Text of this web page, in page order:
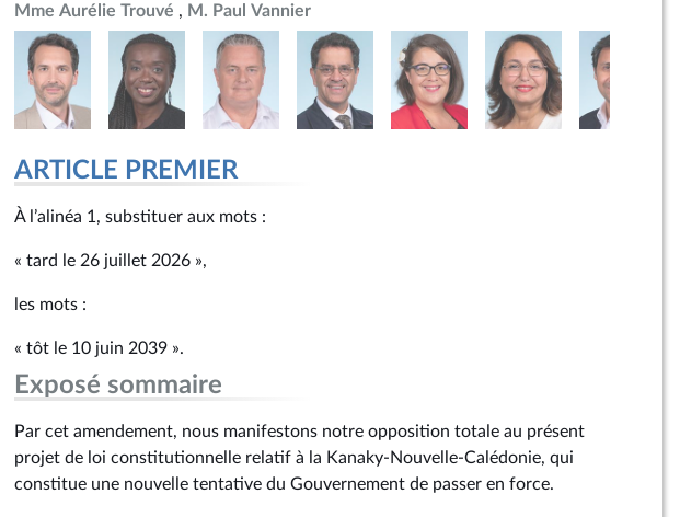
Mme Aurélie Trouvé
M. Paul Vannier
ARTICLE PREMIER
À l’alinéa 1, substituer aux mots :
« tard le 26 juillet 2026 »,
les mots :
« tôt le 10 juin 2039 ».
Exposé sommaire
Par cet amendement, nous manifestons notre opposition totale au présent
projet de loi constitutionnelle relatif à la Kanaky-Nouvelle-Calédonie, qui
constitue une nouvelle tentative du Gouvernement de passer en force.